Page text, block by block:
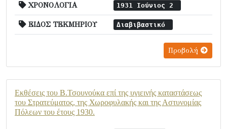
ΧΡΟΝΟΛΟΓΙΑ 1931 Ιούνιος 2
ΕΙΔΟΣ ΤΕΚΜΗΡΙΟΥ Διαβιβαστικό
Προβολή
Εκθέσεις του Β.Τσουνούκα επί της υγιεινής καταστάσεως
του Στρατεύματος, της Χωροφυλακής και της Αστυνομίας
Πόλεων του έτους 1930.